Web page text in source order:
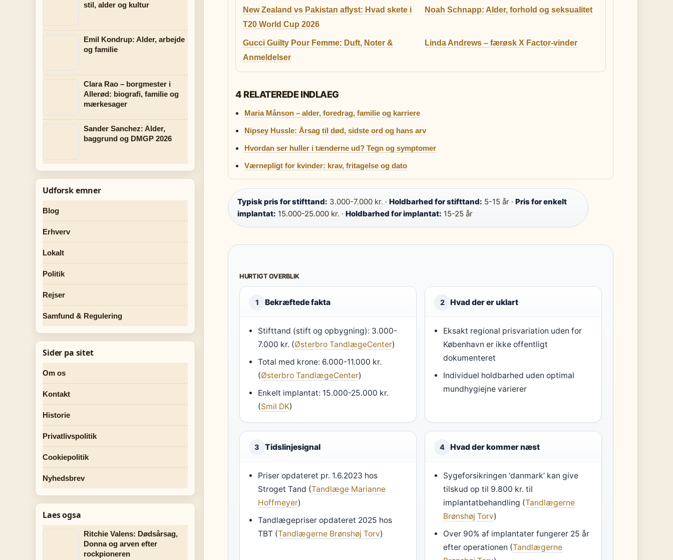
New Zealand vs Pakistan aflyst: Hvad skete i
T20 World Cup 2026
Noah Schnapp: Alder, forhold og seksualitet
Gucci Guilty Pour Femme: Duft, Noter &
Anmeldelser
Linda Andrews – færøsk X Factor-vinder
4 RELATEREDE INDLAEG
Maria Månson – alder, foredrag, familie og karriere
Nipsey Hussle: Årsag til død, sidste ord og hans arv
Hvordan ser huller i tænderne ud? Tegn og symptomer
Værnepligt for kvinder: krav, fritagelse og dato
Typisk pris for stifttand: 3.000-7.000 kr. · Holdbarhed for stifttand: 5-15 år · Pris for enkelt
implantat: 15.000-25.000 kr. · Holdbarhed for implantat: 15-25 år
HURTIGT OVERBLIK
1 Bekræftede fakta
Stifttand (stift og opbygning): 3.000-
7.000 kr. (Østerbro TandlægeCenter)
Total med krone: 6.000-11.000 kr.
(Østerbro TandlægeCenter)
Enkelt implantat: 15.000-25.000 kr.
(Smil DK)
2 Hvad der er uklart
Eksakt regional prisvariation uden for
København er ikke offentligt
dokumenteret
Individuel holdbarhed uden optimal
mundhygiejne varierer
3 Tidslinjesignal
Priser opdateret pr. 1.6.2023 hos
Stroget Tand (Tandlæge Marianne
Hoffmeyer)
Tandlægepriser opdateret 2025 hos
TBT (Tandlægerne Brønshøj Torv)
4 Hvad der kommer næst
Sygeforsikringen ‘danmark’ kan give
tilskud op til 9.800 kr. til
implantatbehandling (Tandlægerne
Brønshøj Torv)
Over 90% af implantater fungerer 25 år
efter operationen (Tandlægerne
stil, alder og kultur
Emil Kondrup: Alder, arbejde
og familie
Clara Rao – borgmester i
Allerød: biografi, familie og
mærkesager
Sander Sanchez: Alder,
baggrund og DMGP 2026
Udforsk emner
Blog
Erhverv
Lokalt
Politik
Rejser
Samfund & Regulering
Sider pa sitet
Om os
Kontakt
Historie
Privatlivspolitik
Cookiepolitik
Nyhedsbrev
Laes ogsa
Ritchie Valens: Dødsårsag,
Donna og arven efter
rockpioneren